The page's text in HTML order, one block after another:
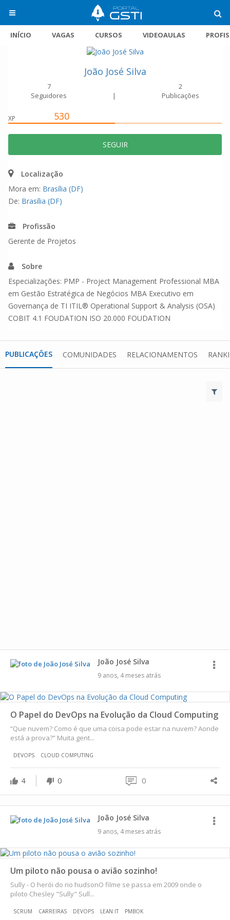
INÍCIO VAGAS CURSOS VIDEOAULAS
João José Silva
7
Seguidores
|
2
Publicações
XP 530
SEGUIR
Localização
Mora em: Brasília (DF)
De: Brasília (DF)
Profissão
Gerente de Projetos
Sobre
Especializações: PMP - Project Management Professional MBA
em Gestão Estratégica de Negócios MBA Executivo em
Governança de TI ITIL® Operational Support & Analysis (OSA)
COBIT 4.1 FOUDATION ISO 20.000 FOUDATION
PUBLICAÇÕES COMUNIDADES RELACIONAMENTOS
João José Silva
9 anos, 4 meses atrás
O Papel do DevOps na Evolução da Cloud Computing
“Que nuvem? Como é que uma coisa pode estar na nuvem? Aonde
está a prova?” Muita gent...
DEVOPS CLOUD COMPUTING
4 0 0
João José Silva
9 anos, 4 meses atrás
Um piloto não pousa o avião sozinho!
Sully - O herói do rio hudsonO filme se passa em 2009 onde o
piloto Chesley "Sully" Sull...
SCRUM CARREIRAS DEVOPS LEAN IT PMBOK